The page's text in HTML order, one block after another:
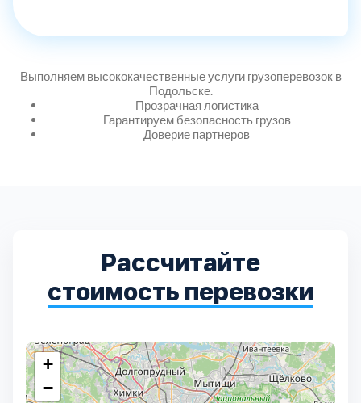
Выполняем высококачественные услуги грузоперевозок в
Подольске.
Прозрачная логистика
Гарантируем безопасность грузов
Доверие партнеров
Рассчитайте
стоимость перевозки
+
−